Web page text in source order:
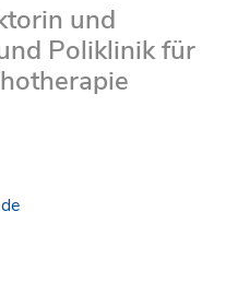
und
Poliklinik für